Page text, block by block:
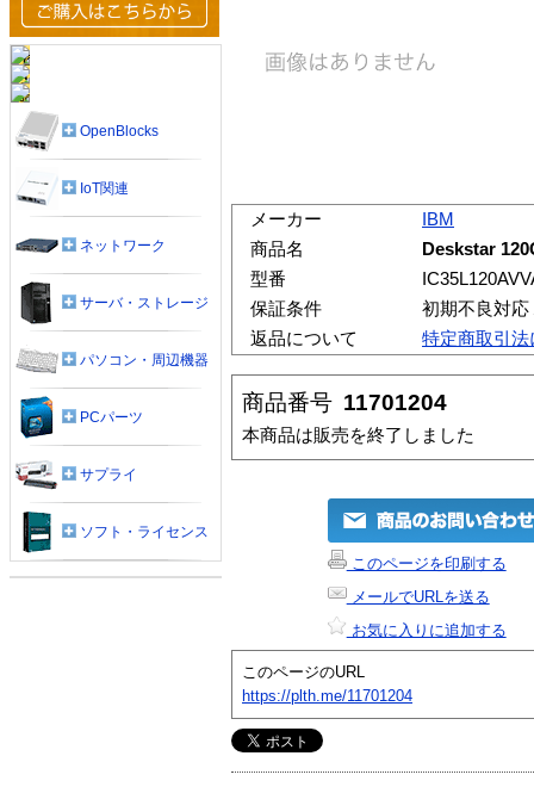
メーカー
IBM
商品名
Deskstar
型番
保証条件
初期不良対
返品について
特定商取引
商品番号 11701204
本商品は販売を終了しました
このページを印刷する
メールでURLを送る
お気に入りに追加する
このページのURL
https://plth.me/11701204
OpenBlocks
IoT関連
ネットワーク
サーバ・ストレージ
パソコン・周辺機器
PCパーツ
サプライ
ソフト・ライセンス